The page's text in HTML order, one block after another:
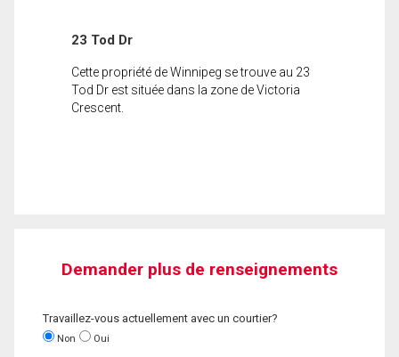
23 Tod Dr
Cette propriété de Winnipeg se trouve au 23
Tod Dr est située dans la zone de Victoria
Crescent.
Demander plus de renseignements
Travaillez-vous actuellement avec un courtier?
Non Oui